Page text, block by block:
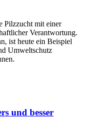
Pilzzucht mit einer
Verantwortung.
ist heute ein Beispiel
Umweltschutz
und besser